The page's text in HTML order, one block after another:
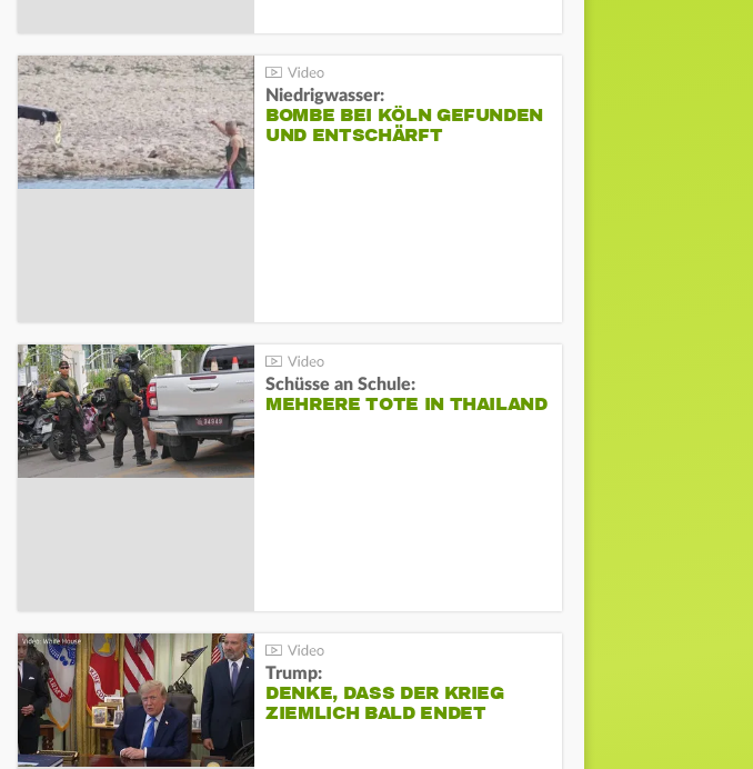
Niedrigwasser:
BOMBE BEI KÖLN GEFUNDEN
UND ENTSCHÄRFT
Schüsse an Schule:
MEHRERE TOTE IN THAILAND
Trump:
DENKE, DASS DER KRIEG
ZIEMLICH BALD ENDET